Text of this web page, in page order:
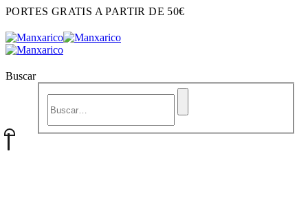
PORTES GRATIS A PARTIR DE 50€
Buscar